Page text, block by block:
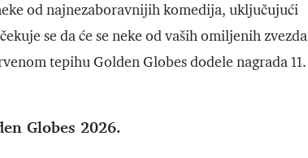
od najnezaboravnijih komedija, uključujući
se da će se neke od vaših omiljenih zvezda
tepihu Golden Globes dodele nagrada 11.
Globes 2026.